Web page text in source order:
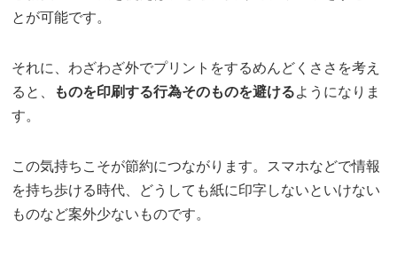
とが可能です。
それに、わざわざ外でプリントをするめんどくささを考え
ると、
ものを印刷する行為そのものを避けるようになりま
す。
この気持ちこそが節約につながります。スマホなどで情報
を持ち歩ける時代、どうしても紙に印字しないといけない
ものなど案外少ないものです。